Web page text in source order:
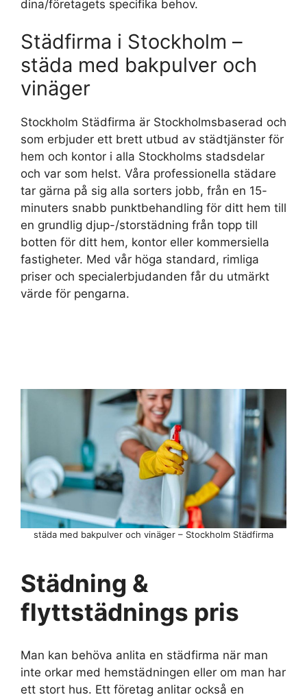
dina/företagets specifika behov.
Städfirma i Stockholm –
städa med bakpulver och
vinäger
Stockholm Städfirma är Stockholmsbaserad och
som erbjuder ett brett utbud av städtjänster för
hem och kontor i alla Stockholms stadsdelar
och var som helst. Våra professionella städare
tar gärna på sig alla sorters jobb, från en 15-
minuters snabb punktbehandling för ditt hem till
en grundlig djup-/storstädning från topp till
botten för ditt hem, kontor eller kommersiella
fastigheter. Med vår höga standard, rimliga
priser och specialerbjudanden får du utmärkt
värde för pengarna.
städa med bakpulver och vinäger – Stockholm Städfirma
Städning &
flyttstädnings pris
Man kan behöva anlita en städfirma när man
inte orkar med hemstädningen eller om man har
ett stort hus. Ett företag anlitar också en